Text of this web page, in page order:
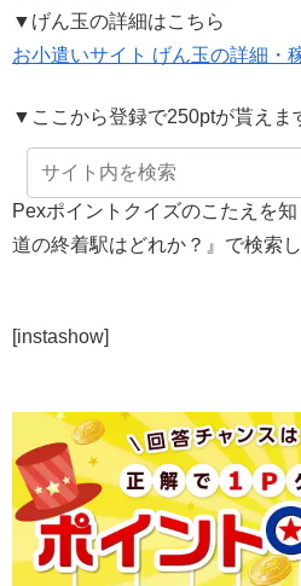
▼げん玉の詳細はこちら
お小遣いサイト げん玉の詳細・
▼ここから登録で250ptが貰えま
Pexポイントクイズのこたえを
道の終着駅はどれか？』で検索
[instashow]